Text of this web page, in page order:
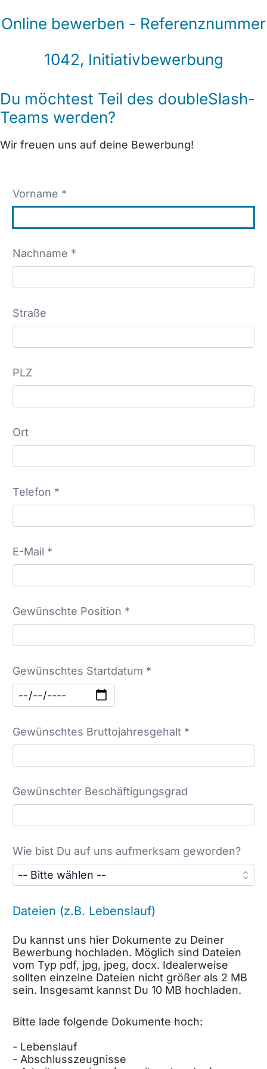
Online bewerben - Referenznummer
1042, Initiativbewerbung
Du möchtest Teil des doubleSlash-
Teams werden?
Wir freuen uns auf deine Bewerbung!
Vorname *
Nachname *
Straße
PLZ
Ort
Telefon *
E-Mail *
Gewünschte Position *
Gewünschtes Startdatum *
Gewünschtes Bruttojahresgehalt *
Gewünschter Beschäftigungsgrad
Wie bist Du auf uns aufmerksam geworden?
Dateien (z.B. Lebenslauf)
Du kannst uns hier Dokumente zu Deiner
Bewerbung hochladen. Möglich sind Dateien
vom Typ pdf, jpg, jpeg, docx. Idealerweise
sollten einzelne Dateien nicht größer als 2 MB
sein. Insgesamt kannst Du 10 MB hochladen.
Bitte lade folgende Dokumente hoch:
- Lebenslauf
- Abschlusszeugnisse